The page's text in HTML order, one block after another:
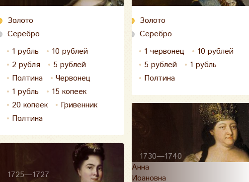
Золото
Серебро
1 рубль
10 рублей
2 рубля
5 рублей
Полтина
Червонец
1 рубль
15 копеек
20 копеек
Гривенник
Полтина
Золото
Серебро
1 червонец
10 рублей
5 рублей
1 рубль
Полтина
Анна
Иоановна
1730—1740
1725—1727